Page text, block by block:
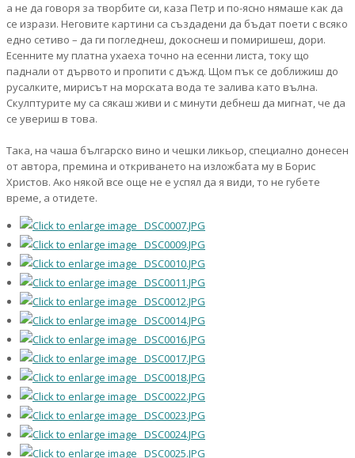
а не да говоря за творбите си, каза Петр и по-ясно нямаше как да
се изрази. Неговите картини са създадени да бъдат поети с всяко
едно сетиво – да ги погледнеш, докоснеш и помиришеш, дори.
Есенните му платна ухаеха точно на есенни листа, току що
паднали от дървото и пропити с дъжд. Щом пък се доближиш до
русалките, мирисът на морската вода те залива като вълна.
Скулптурите му са сякаш живи и с минути дебнеш да мигнат, че да
се увериш в това.
Така, на чаша българско вино и чешки ликьор, специално донесен
от автора, премина и откриването на изложбата му в Борис
Христов. Ако някой все още не е успял да я види, то не губете
време, а отидете.